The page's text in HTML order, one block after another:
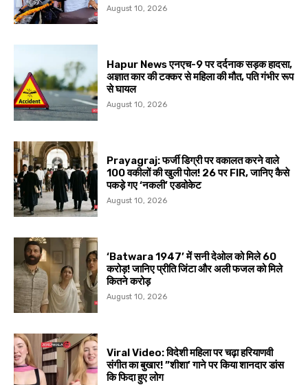
August 10, 2026
Hapur News एनएच-9 पर दर्दनाक सड़क हादसा,
अज्ञात कार की टक्कर से महिला की मौत, पति गंभीर रूप
से घायल
August 10, 2026
Prayagraj: फर्जी डिग्री पर वकालत करने वाले
100 वकीलों की खुली पोल! 26 पर FIR, जानिए कैसे
पकड़े गए ‘नकली’ एडवोकेट
August 10, 2026
‘Batwara 1947’ में सनी देओल को मिले ₹60
करोड़! जानिए प्रीति जिंटा और अली फजल को मिले
कितने करोड़
August 10, 2026
Viral Video: विदेशी महिला पर चढ़ा हरियाणवी
संगीत का बुखार! ”शीशा’ गाने पर किया शानदार डांस
कि फिदा हुए लोग